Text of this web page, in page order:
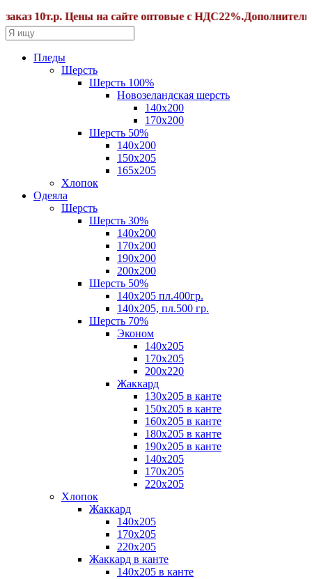
10т.р. Цены на сайте оптовые с НДС22%.Дополнительные
Пледы
Шерсть
Шерсть 100%
Новозеландская шерсть
140х200
170x200
Шерсть 50%
140x200
150х205
165х205
Хлопок
Одеяла
Шерсть
Шерсть 30%
140х200
170х200
190х200
200х200
Шерсть 50%
140х205 пл.400гр.
140х205, пл.500 гр.
Шерсть 70%
Эконом
140х205
170х205
200х220
Жаккард
130х205 в канте
150х205 в канте
160х205 в канте
180х205 в канте
190х205 в канте
140х205
170х205
220х205
Хлопок
Жаккард
140x205
170х205
220х205
Жаккард в канте
140х205 в канте